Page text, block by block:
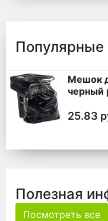
Популярные
Мешок
черный
25.83
Полезная
Посмотреть все